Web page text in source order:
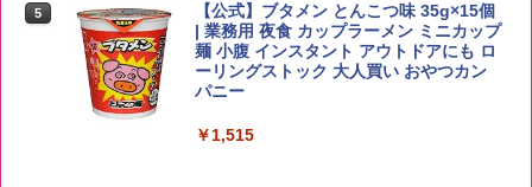
5
米 5kg 新潟県産 コシヒカリ｜雪室保
管・精米したて｜白く輝き 粒感しっかり
冷めてもおいしい お米 【やっぱり新潟
のこしひかり】
￥4,398
角ハイボール 350ml×24本 サントリー ウ
イスキー ハイボール 缶
5
【公式】ブタメン とんこつ味 35g×15個
| 業務用 夜食 カップラーメン ミニカップ
麺 小腹 インスタント アウトドアにも ロ
ーリングストック 大人買い おやつカン
パニー
￥1,515